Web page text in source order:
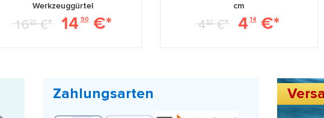
Werkzeuggürtel
1690€* 14 90€*
cm
460€* 4 14€*
Zahlungsarten